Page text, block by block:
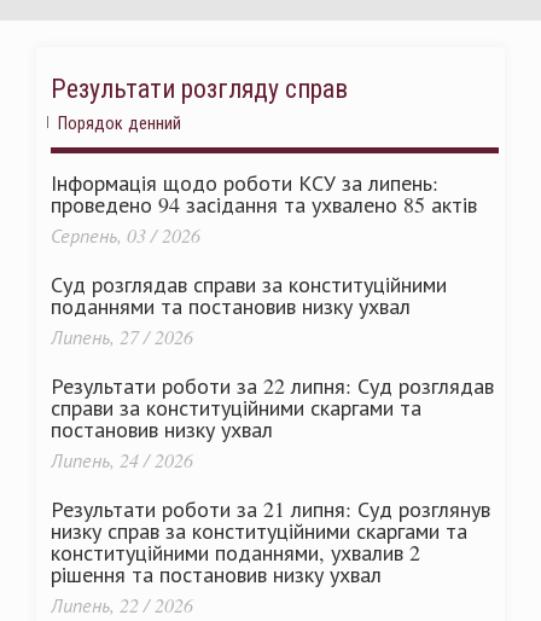
Результати розгляду справ
Порядок денний
Інформація щодо роботи КСУ за липень:
проведено 94 засідання та ухвалено 85 актів
Серпень, 03 / 2026
Суд розглядав справи за конституційними
поданнями та постановив низку ухвал
Липень, 27 / 2026
Результати роботи за 22 липня: Суд розглядав
справи за конституційними скаргами та
постановив низку ухвал
Липень, 24 / 2026
Результати роботи за 21 липня: Суд розглянув
низку справ за конституційними скаргами та
конституційними поданнями, ухвалив 2
рішення та постановив низку ухвал
Липень, 22 / 2026